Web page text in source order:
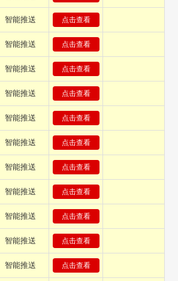
智能推送 点击查看
智能推送 点击查看
智能推送 点击查看
智能推送 点击查看
智能推送 点击查看
智能推送 点击查看
智能推送 点击查看
智能推送 点击查看
智能推送 点击查看
智能推送 点击查看
智能推送 点击查看